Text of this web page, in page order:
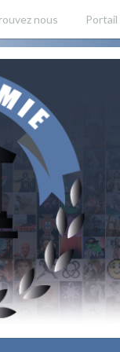
nous Portail